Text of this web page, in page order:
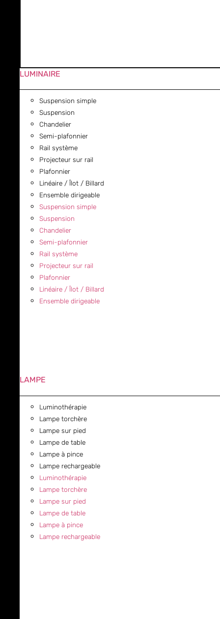
LUMINAIRE
Suspension simple
Suspension
Chandelier
Semi-plafonnier
Rail système
Projecteur sur rail
Plafonnier
Linéaire / Îlot / Billard
Ensemble dirigeable
Suspension simple
Suspension
Chandelier
Semi-plafonnier
Rail système
Projecteur sur rail
Plafonnier
Linéaire / Îlot / Billard
Ensemble dirigeable
LAMPE
Luminothérapie
Lampe torchère
Lampe sur pied
Lampe de table
Lampe à pince
Lampe rechargeable
Luminothérapie
Lampe torchère
Lampe sur pied
Lampe de table
Lampe à pince
Lampe rechargeable